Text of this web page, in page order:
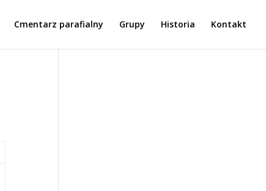
Cmentarz parafialny Grupy Historia Kontakt